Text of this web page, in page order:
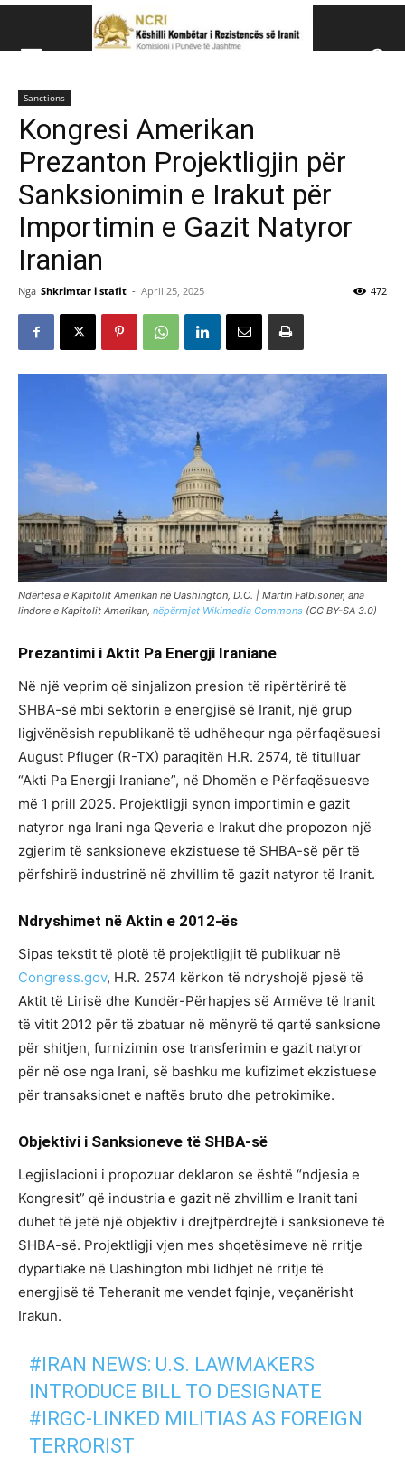
Sanctions
Kongresi Amerikan
Prezanton Projektligjin për
Sanksionimin e Irakut për
Importimin e Gazit Natyror
Iranian
Nga Shkrimtar i stafit - April 25, 2025 472
Ndërtesa e Kapitolit Amerikan në Uashington, D.C. | Martin Falbisoner, ana
lindore e Kapitolit Amerikan, nëpërmjet Wikimedia Commons (CC BY-SA 3.0)
Prezantimi i Aktit Pa Energji Iraniane
Në një veprim që sinjalizon presion të ripërtërirë të
SHBA-së mbi sektorin e energjisë së Iranit, një grup
ligjvënësish republikanë të udhëhequr nga përfaqësuesi
August Pfluger (R-TX) paraqitën H.R. 2574, të titulluar
“Akti Pa Energji Iraniane”, në Dhomën e Përfaqësuesve
më 1 prill 2025. Projektligji synon importimin e gazit
natyror nga Irani nga Qeveria e Irakut dhe propozon një
zgjerim të sanksioneve ekzistuese të SHBA-së për të
përfshirë industrinë në zhvillim të gazit natyror të Iranit.
Ndryshimet në Aktin e 2012-ës
Sipas tekstit të plotë të projektligjit të publikuar në
Congress.gov, H.R. 2574 kërkon të ndryshojë pjesë të
Aktit të Lirisë dhe Kundër-Përhapjes së Armëve të Iranit
të vitit 2012 për të zbatuar në mënyrë të qartë sanksione
për shitjen, furnizimin ose transferimin e gazit natyror
për në ose nga Irani, së bashku me kufizimet ekzistuese
për transaksionet e naftës bruto dhe petrokimike.
Objektivi i Sanksioneve të SHBA-së
Legjislacioni i propozuar deklaron se është “ndjesia e
Kongresit” që industria e gazit në zhvillim e Iranit tani
duhet të jetë një objektiv i drejtpërdrejtë i sanksioneve të
SHBA-së. Projektligji vjen mes shqetësimeve në rritje
dypartiake në Uashington mbi lidhjet në rritje të
energjisë të Teheranit me vendet fqinje, veçanërisht
Irakun.
#IRAN NEWS: U.S. LAWMAKERS
INTRODUCE BILL TO DESIGNATE
#IRGC-LINKED MILITIAS AS FOREIGN
TERRORIST